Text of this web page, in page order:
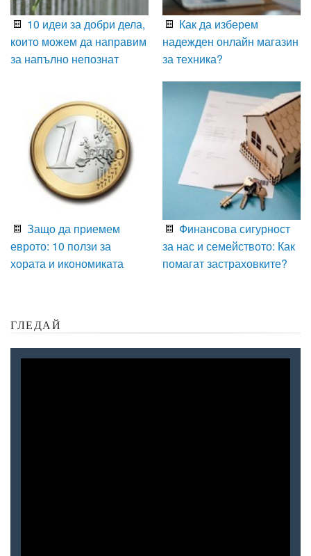
10 идеи за добри дела,
които можем да направим
за напълно непознат
Как да изберем
надежден онлайн магазин
за техника?
Защо да приемем
еврото: 10 ползи за
хората и икономиката
Финансова сигурност
за нас и семейството: Как
помагат застраховките?
ГЛЕДАЙ